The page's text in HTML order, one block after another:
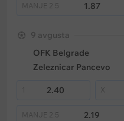
MANJE 2.5 1.87
9 avgusta
OFK Belgrade
Zeleznicar Pancevo
1 2.40
MANJE 2.5 2.19